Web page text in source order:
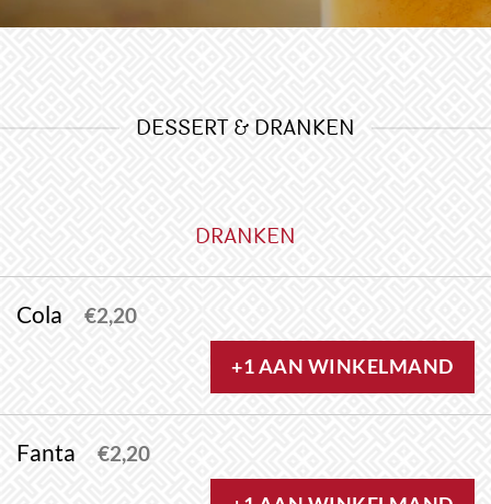
DESSERT & DRANKEN
DRANKEN
Cola €2,20
+1 AAN WINKELMAND
Fanta €2,20